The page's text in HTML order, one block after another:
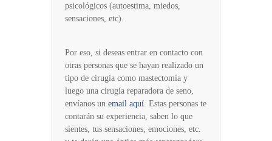
psicológicos (autoestima, miedos,
sensaciones, etc).
Por eso, si deseas entrar en contacto con
otras personas que se hayan realizado un
tipo de cirugía como mastectomía y
luego una cirugía reparadora de seno,
envíanos un email aquí . Estas personas te
contarán su experiencia, saben lo que
sientes, tus sensaciones, emociones, etc.